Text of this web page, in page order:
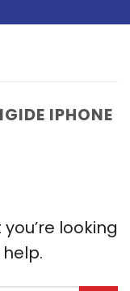
IPHONE
looking